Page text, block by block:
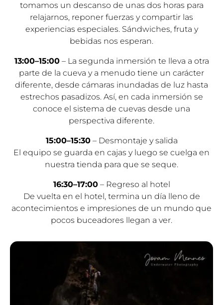
tomamos un descanso de unas dos horas para
relajarnos, reponer fuerzas y compartir las
experiencias especiales. Sándwiches, fruta y
bebidas nos esperan.
13:00–15:00– La segunda inmersión te lleva a otra
parte de la cueva y a menudo tiene un carácter
diferente, desde cámaras inundadas de luz hasta
estrechos pasadizos. Así, en cada inmersión se
conoce el sistema de cuevas desde una
perspectiva diferente.
15:00–15:30– Desmontaje y salida
El equipo se guarda en cajas y luego se cuelga en
nuestra tienda para que se seque.
16:30–17:00– Regreso al hotel
De vuelta en el hotel, termina un día lleno de
acontecimientos e impresiones de un mundo que
pocos buceadores llegan a ver.